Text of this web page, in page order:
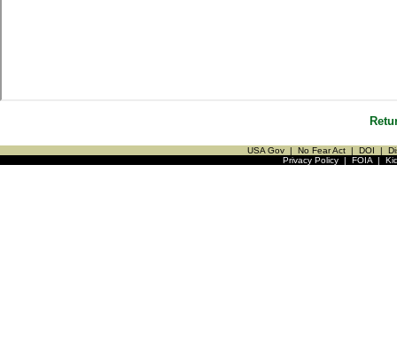
USA Gov | No Fear Act | DOI |
Privacy Policy| FOIA|